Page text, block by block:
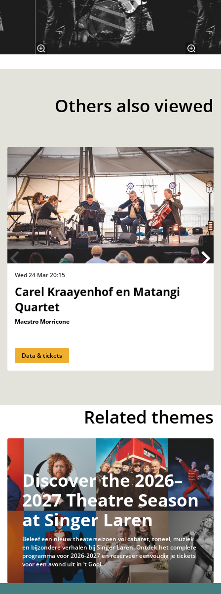
Others also viewed
Carel Kraayenhof en Matangi
Quartet
Maestro Morricone
Wed 24 Mar20:15
Data & tickets
Related themes
Discover the 2026–
2027 Theatre Season
at Singer Laren
Beleef een nieuw theaterseizoen vol cabaret, toneel, muziek
en bijzondere verhalen bij Singer Laren. Ontdek het complete
programma voor 2026-2027 en reserveer eenvoudig je tickets
voor een avond uit in ’t Gooi.